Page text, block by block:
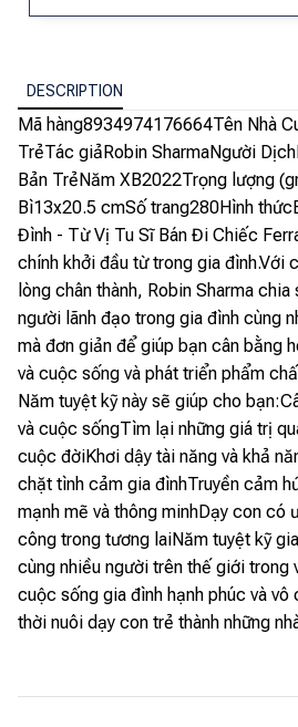
DESCRIPTION
Mã hàng8934974176664Tên Nhà
TrẻTác giảRobin SharmaNgười
Bản TrẻNăm XB2022Trọng lượng
Bì13x20.5 cmSố trang280Hình
Đình - Từ Vị Tu Sĩ Bán Đi Chiếc
chính khởi đầu từ trong gia đình.Với
lòng chân thành, Robin Sharma
người lãnh đạo trong gia đình cùng
mà đơn giản để giúp bạn cân bằng
và cuộc sống và phát triển phẩm
Năm tuyệt kỹ này sẽ giúp cho
và cuộc sốngTìm lại những giá trị
cuộc đờiKhơi dậy tài năng và khả
chặt tình cảm gia đìnhTruyền cảm
mạnh mẽ và thông minhDạy con có
công trong tương laiNăm tuyệt kỹ
cùng nhiều người trên thế giới trong
cuộc sống gia đình hạnh phúc và vô
thời nuôi dạy con trẻ thành những